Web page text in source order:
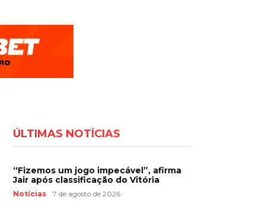
ÚLTIMAS NOTÍCIAS
“Fizemos um jogo impecável”, afirma
Jair após classificação do Vitória
Notícias 7 de agosto de 2026